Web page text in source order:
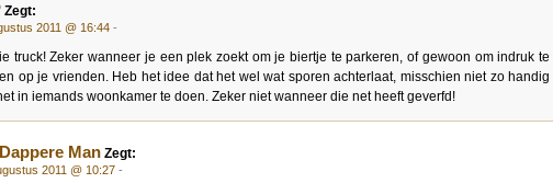
Zegt:
2011 @ 16:44 -
truck! Zeker wanneer je een plek zoekt om je biertje te parkeren, of gewoon om indruk te
op je vrienden. Heb het idee dat het wel wat sporen achterlaat, misschien niet zo handig
in iemands woonkamer te doen. Zeker niet wanneer die net heeft geverfd!
Man Zegt:
2011 @ 10:27 -